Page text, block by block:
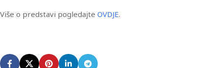
Više o predstavi pogledajte OVDJE.